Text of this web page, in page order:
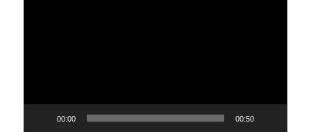
00:00 00:50